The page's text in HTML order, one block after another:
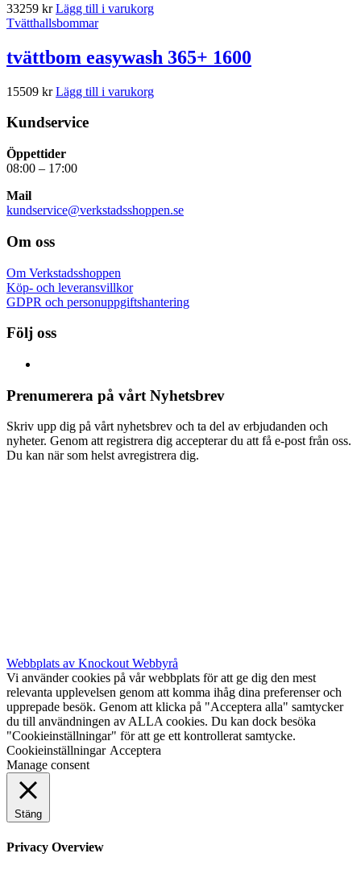
33259 kr Lägg till i varukorg
Tvätthallsbommar
tvättbom easywash 365+ 1600
15509 kr Lägg till i varukorg
Kundservice
Öppettider
08:00 – 17:00
Mail
kundservice@verkstadsshoppen.se
Om oss
Om Verkstadsshoppen
Köp- och leveransvillkor
GDPR och personuppgiftshantering
Följ oss
Prenumerera på vårt Nyhetsbrev
Skriv upp dig på vårt nyhetsbrev och ta del av erbjudanden och
nyheter. Genom att registrera dig accepterar du att få e-post från oss.
Du kan när som helst avregistrera dig.
Webbplats av Knockout Webbyrå
Vi använder cookies på vår webbplats för att ge dig den mest
relevanta upplevelsen genom att komma ihåg dina preferenser och
upprepade besök. Genom att klicka på "Acceptera alla" samtycker
du till användningen av ALLA cookies. Du kan dock besöka
"Cookieinställningar" för att ge ett kontrollerat samtycke.
Cookieinställningar Acceptera
Manage consent
Stäng
Privacy Overview